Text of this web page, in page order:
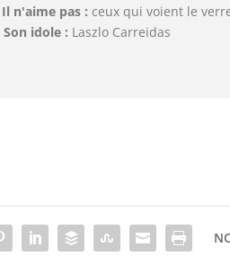
Il n'aime pas : ceux qui voient le
Son idole : Laszlo Carreidas